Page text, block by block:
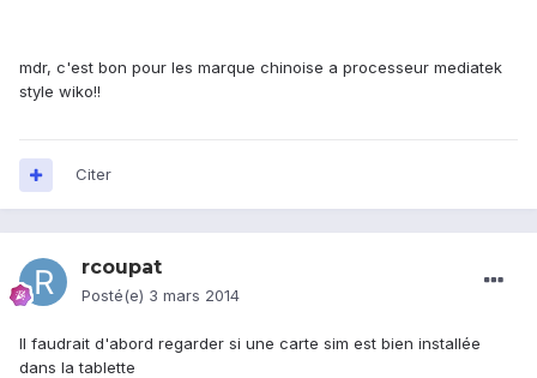
mdr, c'est bon pour les marque chinoise a processeur mediatek
style wiko!!
Citer
rcoupat
Posté(e) 3 mars 2014
Il faudrait d'abord regarder si une carte sim est bien installée
dans la tablette